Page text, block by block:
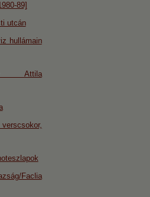
89]
utcán
hullámain
Attila
Faclia